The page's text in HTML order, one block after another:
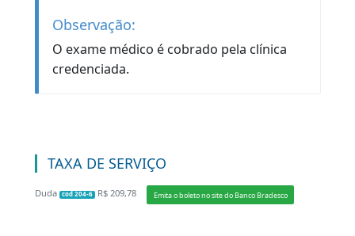
DETRAN-RJ mais próximo de sua
residência para a coleta da biometria e
fotografia.
remunerada);